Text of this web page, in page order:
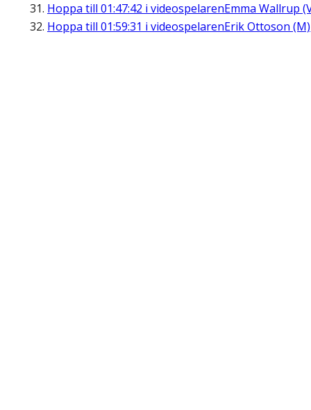
Hoppa till 01:47:42 i videospelarenEmma Wallrup
Hoppa till 01:59:31 i videospelarenErik Ottoson (M)